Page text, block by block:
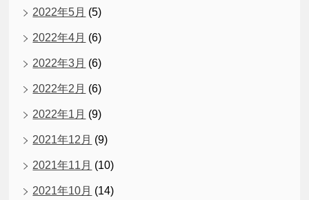
2022年5月 (5)
2022年4月 (6)
2022年3月 (6)
2022年2月 (6)
2022年1月 (9)
2021年12月 (9)
2021年11月 (10)
2021年10月 (14)